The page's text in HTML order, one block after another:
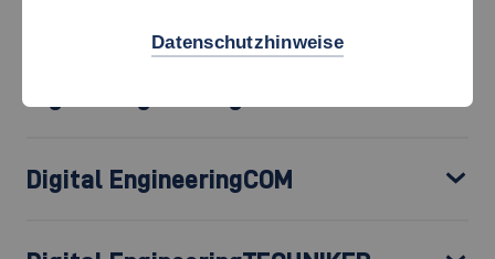
Digital EngineeringCOM
Datenschutzhinweise